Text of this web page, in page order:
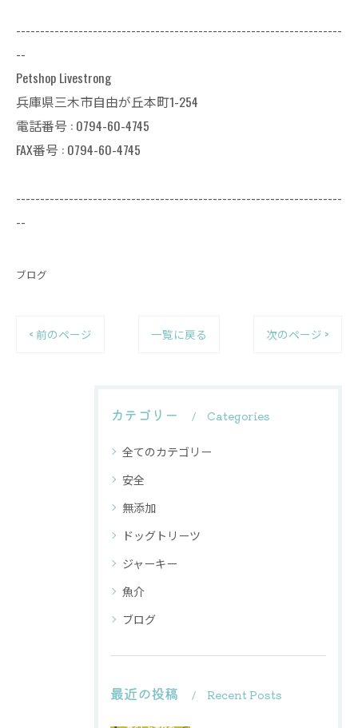
--------------------------------------------------------------------
--
Petshop Livestrong
兵庫県三木市自由が丘本町1-254
電話番号 : 0794-60-4745
FAX番号 : 0794-60-4745
--------------------------------------------------------------------
--
ブログ
< 前のページ 一覧に戻る 次のページ >
カテゴリー Categories
全てのカテゴリー
安全
無添加
ドッグトリーツ
ジャーキー
魚介
ブログ
最近の投稿 Recent Posts